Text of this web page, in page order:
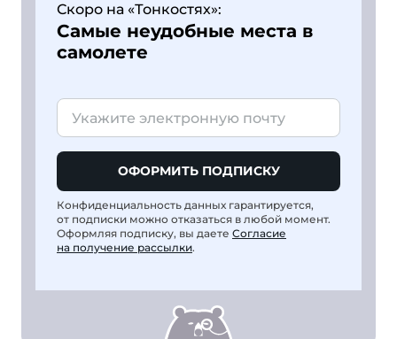
Скоро на «Тонкостях»:
Самые неудобные места в
самолете
ОФОРМИТЬ ПОДПИСКУ
Конфиденциальность данных гарантируется,
от подписки можно отказаться в любой момент.
Оформляя подписку, вы даете Согласие
на получение рассылки.